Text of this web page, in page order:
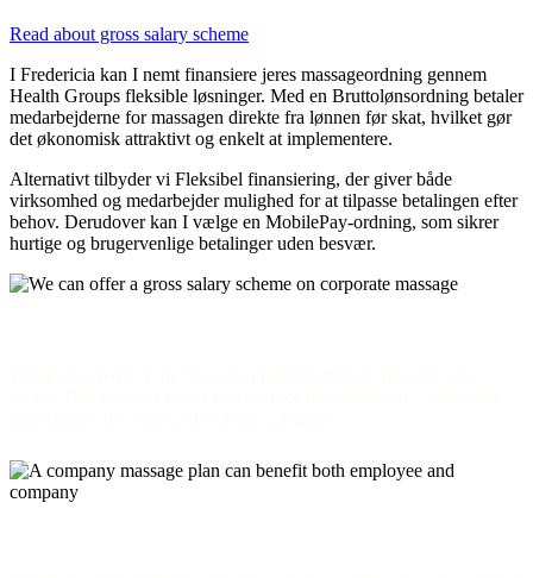
Read about gross salary scheme
I Fredericia kan I nemt finansiere jeres massageordning gennem
Health Groups fleksible løsninger. Med en Bruttolønsordning betaler
medarbejderne for massagen direkte fra lønnen før skat, hvilket gør
det økonomisk attraktivt og enkelt at implementere.
Alternativt tilbyder vi Fleksibel finansiering, der giver både
virksomhed og medarbejder mulighed for at tilpasse betalingen efter
behov. Derudover kan I vælge en MobilePay-ordning, som sikrer
hurtige og brugervenlige betalinger uden besvær.